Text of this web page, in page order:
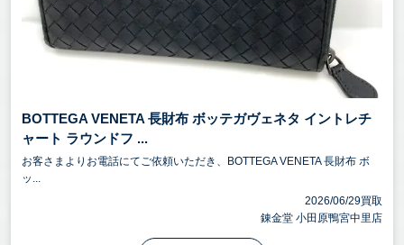
BOTTEGA VENETA 長財布 ボッテガヴェネタ イントレチ
ャート ラウンドフ ...
お客さまよりお電話にてご依頼いただき、BOTTEGA VENETA 長財布 ボ
ッ...
2026/06/29買取
錬金堂 小田原鴨宮中里店